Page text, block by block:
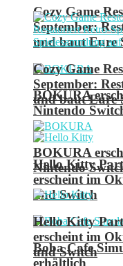
Cozy Game
September:
und baut Eure
BOKURA
Nintendo
Hello Kitty
erscheint im
und Switch
Boba Cafe
erhältlich
Cozy Game
September:
und baut Eure
BOKURA
Nintendo
Hello Kitty
erscheint im
und Switch